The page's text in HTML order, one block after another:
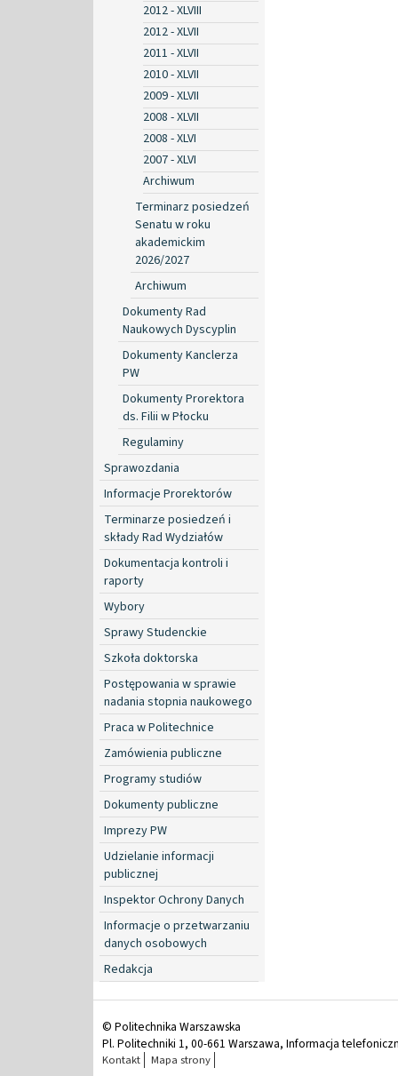
2012 - XLVIII
2012 - XLVII
2011 - XLVII
2010 - XLVII
2009 - XLVII
2008 - XLVII
2008 - XLVI
2007 - XLVI
Archiwum
Terminarz posiedzeń
Senatu w roku
akademickim
2026/2027
Archiwum
Dokumenty Rad
Naukowych Dyscyplin
Dokumenty Kanclerza
PW
Dokumenty Prorektora
ds. Filii w Płocku
Regulaminy
Sprawozdania
Informacje Prorektorów
Terminarze posiedzeń i
składy Rad Wydziałów
Dokumentacja kontroli i
raporty
Wybory
Sprawy Studenckie
Szkoła doktorska
Postępowania w sprawie
nadania stopnia naukowego
Praca w Politechnice
Zamówienia publiczne
Programy studiów
Dokumenty publiczne
Imprezy PW
Udzielanie informacji
publicznej
Inspektor Ochrony Danych
Informacje o przetwarzaniu
danych osobowych
Redakcja
© Politechnika Warszawska
Pl. Politechniki 1, 00-661 Warszawa, Informacja
Kontakt Mapa strony